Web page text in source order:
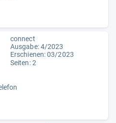
connect
Ausgabe: 4/2023
Erschienen: 03/2023
Seiten: 2